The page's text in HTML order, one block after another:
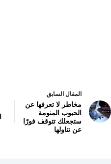
المقال السابق
مخاطر لا تعرفها عن
الحبوب المنومة
ستجعلك تتوقف فورًا
عن تناولها